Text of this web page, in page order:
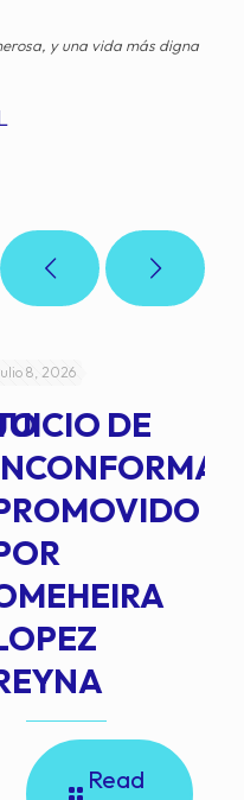
y una vida más digna
8, 2026
DE
Read